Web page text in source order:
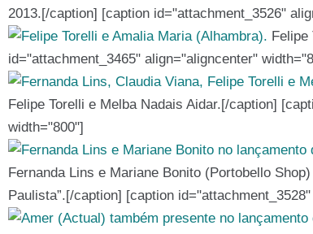
2013.[/caption] [caption id="attachment_3526"
Felipe
id="attachment_3465" align="aligncenter"
Felipe Torelli e Melba Nadais Aidar.[/caption]
width="800"]
Fernanda Lins e Mariane Bonito (Portobello
Paulista”.[/caption] [caption